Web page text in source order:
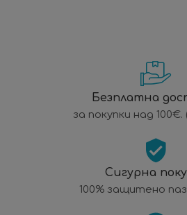
Безплатна
за покупки над 100€.
Сигурна
100% защитено